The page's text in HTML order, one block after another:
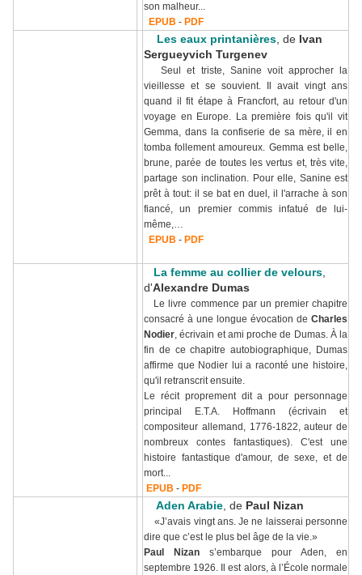
son malheur...
EPUB - PDF
Les eaux printanières , de Ivan
Sergueyvich Turgenev
Seul et triste, Sanine voit approcher la
vieillesse et se souvient. Il avait vingt ans
quand il fit étape à Francfort, au retour d'un
voyage en Europe. La première fois qu'il vit
Gemma, dans la confiserie de sa mère, il en
tomba follement amoureux. Gemma est belle,
brune, parée de toutes les vertus et, très vite,
partage son inclination. Pour elle, Sanine est
prêt à tout: il se bat en duel, il l'arrache à son
fiancé, un premier commis infatué de lui-
même,…
EPUB - PDF
La femme au collier de velours
d'Alexandre Dumas
Le livre commence par un premier chapitre
consacré à une longue évocation de Charles
Nodier, écrivain et ami proche de Dumas. À la
fin de ce chapitre autobiographique, Dumas
affirme que Nodier lui a raconté une histoire,
qu'il retranscrit ensuite.
Le récit proprement dit a pour personnage
principal E.T.A. Hoffmann (écrivain et
compositeur allemand, 1776-1822, auteur de
nombreux contes fantastiques). C'est une
histoire fantastique d'amour, de sexe, et de
mort...
EPUB - PDF
Aden Arabie , de Paul Nizan
«J’avais vingt ans. Je ne laisserai personne
dire que c’est le plus bel âge de la vie.»
Paul Nizan s’embarque pour Aden, en
septembre 1926. Il est alors, à l’École normale